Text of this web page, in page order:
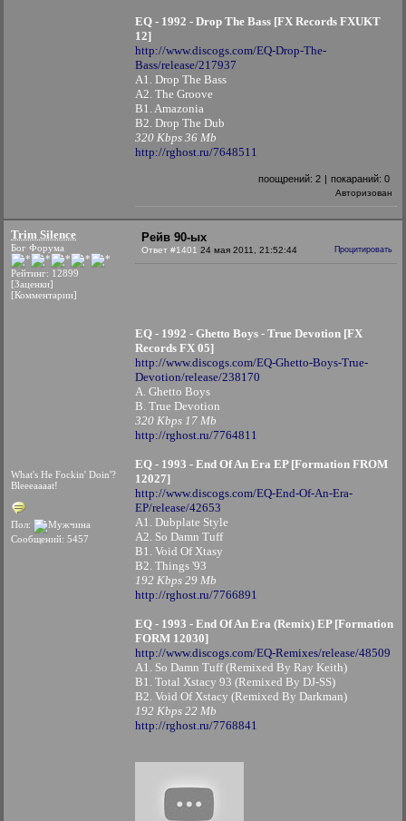
EQ - 1992 - Drop The Bass [FX Records FXUKT
12]
http://www.discogs.com/EQ-Drop-The-
Bass/release/217937
A1. Drop The Bass
A2. The Groove
B1. Amazonia
B2. Drop The Dub
320 Kbps 36 Mb
http://rghost.ru/7648511
поощрений: 2 | покараний: 0
Авторизован
Trim Silence
Бог Форума
Рейтинг: 12899
[Заценки]
[Комментарии]
What's He Fockin' Doin'?
Bleeeaaaat!
Пол:
Сообщений: 5457
Рейв 90-ых
Ответ #1401 24 мая 2011, 21:52:44 Процитировать
EQ - 1992 - Ghetto Boys - True Devotion [FX
Records FX 05]
http://www.discogs.com/EQ-Ghetto-Boys-True-
Devotion/release/238170
A. Ghetto Boys
B. True Devotion
320 Kbps 17 Mb
http://rghost.ru/7764811
EQ - 1993 - End Of An Era EP [Formation FROM
12027]
http://www.discogs.com/EQ-End-Of-An-Era-
EP/release/42653
A1. Dubplate Style
A2. So Damn Tuff
B1. Void Of Xtasy
B2. Things '93
192 Kbps 29 Mb
http://rghost.ru/7766891
EQ - 1993 - End Of An Era (Remix) EP [Formation
FORM 12030]
http://www.discogs.com/EQ-Remixes/release/48509
A1. So Damn Tuff (Remixed By Ray Keith)
B1. Total Xstacy 93 (Remixed By DJ-SS)
B2. Void Of Xstacy (Remixed By Darkman)
192 Kbps 22 Mb
http://rghost.ru/7768841